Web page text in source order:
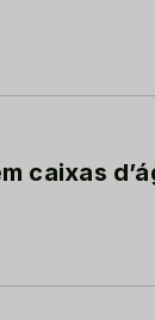
caixas